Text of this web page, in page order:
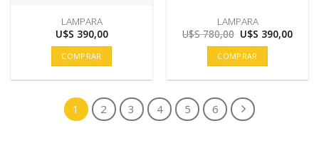
LAMPARA
U$S 390,00
COMPRAR
LAMPARA
U$S780,00 El
precio
original
era:
U$S
780,00.
U$S 390,00El
COMPRAR
1 2 3 4 5 6